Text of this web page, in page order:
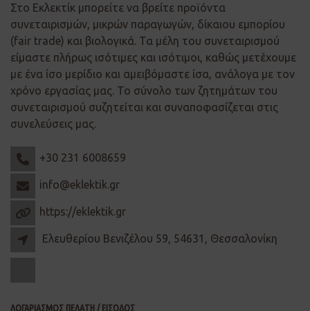
Στο Εκλεκτίκ μπορείτε να βρείτε προϊόντα
συνεταιρισμών, μικρών παραγωγών, δίκαιου εμπορίου
(fair trade) και βιολογικά. Τα μέλη του συνεταιρισμού
είμαστε πλήρως ισότιμες και ισότιμοι, καθώς μετέχουμε
με ένα ίσο μερίδιο και αμειβόμαστε ίσα, ανάλογα με τον
χρόνο εργασίας μας. Το σύνολο των ζητημάτων του
συνεταιρισμού συζητείται και συναποφασίζεται στις
συνελεύσεις μας.
+30 231 6008659
info@eklektik.gr
https://eklektik.gr
Ελευθερίου Βενιζέλου 59, 54631, Θεσσαλονίκη
ΛΟΓΑΡΙΑΣΜΟΣ ΠΕΛΑΤΗ / ΕΙΣΟΔΟΣ